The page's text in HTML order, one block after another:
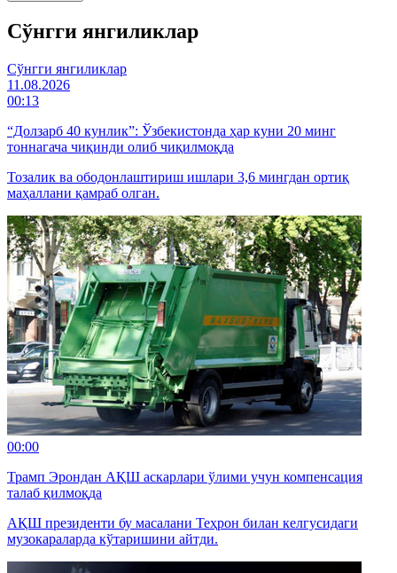
Cўнгги янгиликлар
Cўнгги янгиликлар
11.08.2026
00:13
“Долзарб 40 кунлик”: Ўзбекистонда ҳар куни 20 минг
тоннагача чиқинди олиб чиқилмоқда
Тозалик ва ободонлаштириш ишлари 3,6 мингдан ортиқ
маҳаллани қамраб олган.
00:00
Трамп Эрондан АҚШ аскарлари ўлими учун компенсация
талаб қилмоқда
АҚШ президенти бу масалани Теҳрон билан келгусидаги
музокараларда кўтаришини айтди.